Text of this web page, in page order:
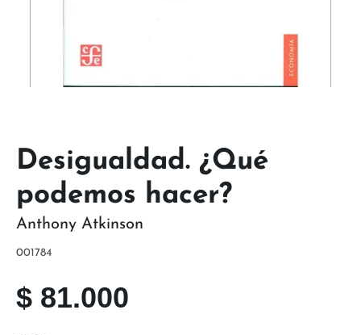
$ 81.000
001784
Anthony Atkinson
Desigualdad. ¿Qué
podemos hacer?